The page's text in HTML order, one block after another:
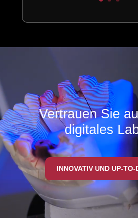
Vertrauen Sie
digitales
INNOVATIV UND UP-TO-